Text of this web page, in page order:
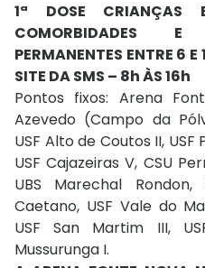
1ª DOSE CRIANÇAS
COMORBIDADES E
PERMANENTES ENTRE 6
SITE DA SMS – 8h ÀS 16h
Pontos fixos: Arena
Azevedo (Campo da
USF Alto de Coutos II,
USF Cajazeiras V, CSU
UBS Marechal
Caetano, USF Vale do
USF San Martim III,
Mussurunga I.